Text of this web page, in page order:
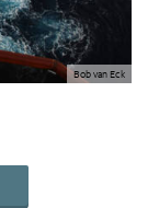
Bob van Eck